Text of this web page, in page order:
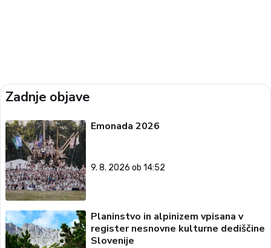
Zadnje objave
Emonada 2026
9. 8. 2026 ob 14:52
Planinstvo in alpinizem vpisana v
register nesnovne kulturne dediščine
Slovenije